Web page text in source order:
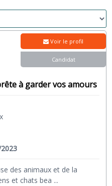
à garder vos amours
des animaux et de la
et chats bea ...
Voir le profil
Candidat